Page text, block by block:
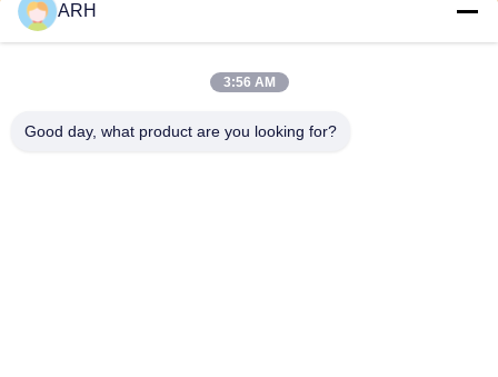
ARH
3:56 AM
Good day, what product are you looking for?